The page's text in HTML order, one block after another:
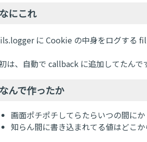
なにこれ
に Cookie の中身をログする
は、自動で callback に追加してたんで
なんで作ったか
画面ポチポチしてらたらいつの間にか
知らん間に書き込まれてる値はどこ